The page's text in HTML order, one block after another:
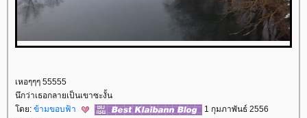
เหอๆๆๆ 55555
นึกว่าเธอกลายเป็นเขาซะงั้น
ดย: ข้ามขอบฟ้า
1 กุมภาพันธ์ 2556